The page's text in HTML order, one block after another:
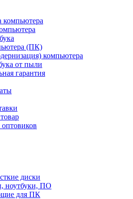
компьютера
(ПК)
компьютера
от пыли
гарантия
диски
ноутбуки, ПО
для ПК